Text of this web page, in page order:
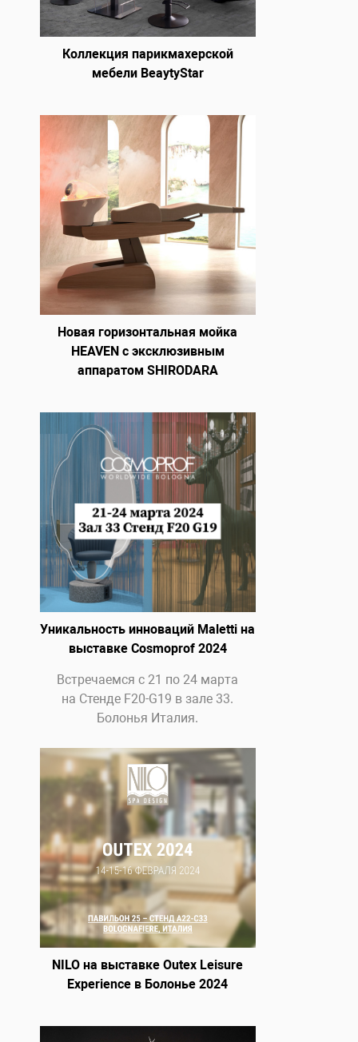
Коллекция парикмахерской
мебели BeaytyStar
Новая горизонтальная мойка
HEAVEN с эксклюзивным
аппаратом SHIRODARA
Уникальность инноваций Maletti на
выставке Cosmoprof 2024
Встречаемся с 21 по 24 марта
на Стенде F20-G19 в зале 33.
Болонья Италия.
NILO на выставке Outex Leisure
Experience в Болонье 2024